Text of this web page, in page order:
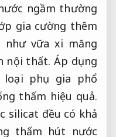
ngầm thường
gia cường thêm
như vữa xi măng
nội thất. Áp dụng
loại phụ gia phổ
thấm hiệu quả.
silicat đều có khả
thấm hút nước